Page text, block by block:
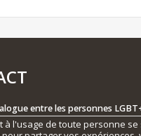
entre les personnes
à l'usage de toute personne